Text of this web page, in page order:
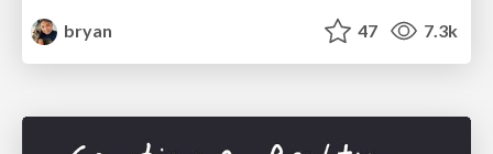
bryan
47 7.3k